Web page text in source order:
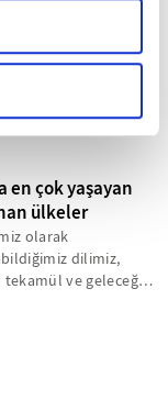
ilgili daha
en çok yaşayan
ülkeler
olarak
dilimiz,
tekamül ve geleceği